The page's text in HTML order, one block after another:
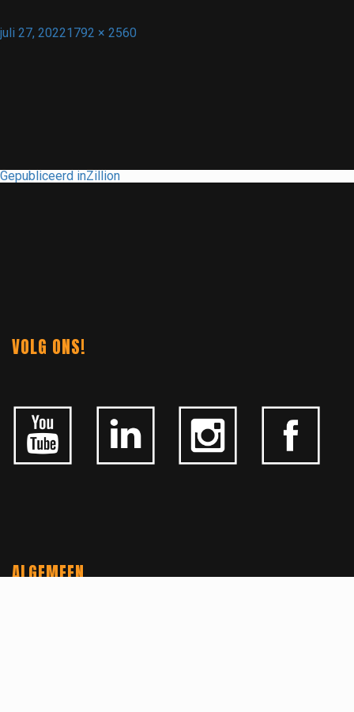
Geplaatst
op
juli 27, 2022Volledige
1792 × 2560
BERICHT
Gepubliceerd inZillion
VOLG ONS!
ALGEMEEN